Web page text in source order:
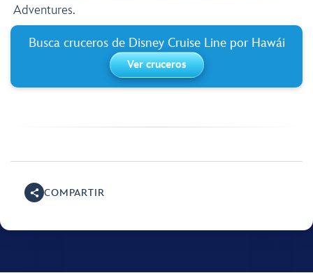
Adventures.
Busca cruceros de Disney Cruise Line por Hawái
Ver cruceros
COMPARTIR